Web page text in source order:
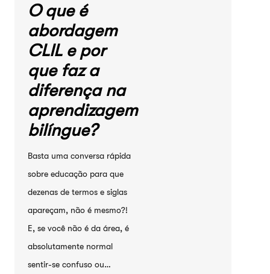
O que é
abordagem
CLIL e por
que faz a
diferença na
aprendizagem
bilíngue?
Basta uma conversa rápida
sobre educação para que
dezenas de termos e siglas
apareçam, não é mesmo?!
E, se você não é da área, é
absolutamente normal
sentir-se confuso ou…